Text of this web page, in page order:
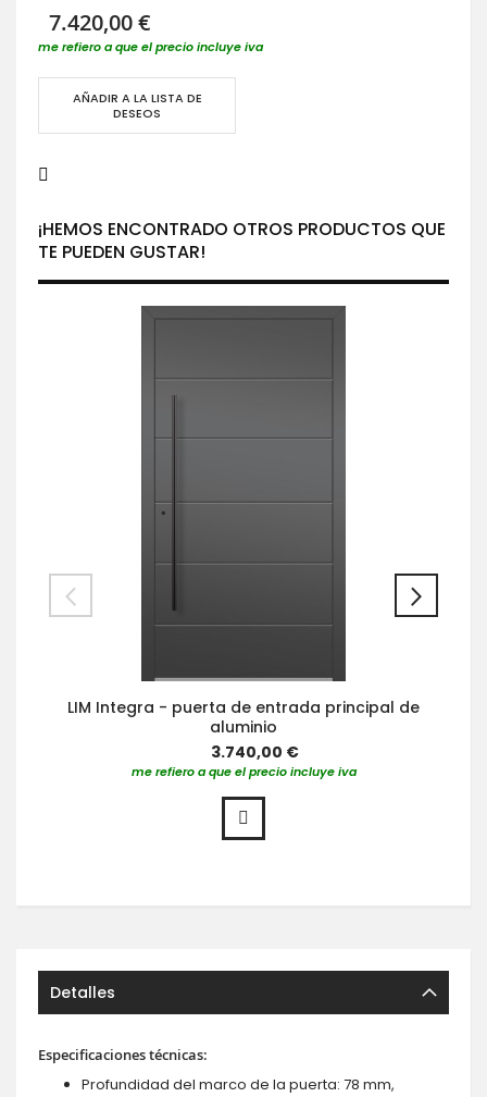
7.420,00 €
me refiero a que el precio incluye iva
AÑADIR A LA LISTA DE
DESEOS
¡HEMOS ENCONTRADO OTROS PRODUCTOS QUE
TE PUEDEN GUSTAR!
LIM Integra - puerta de entrada principal de
aluminio
3.740,00 €
me refiero a que el precio incluye iva
Detalles
Especificaciones técnicas:
Profundidad del marco de la puerta: 78 mm,